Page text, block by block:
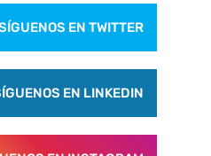
EN TWITTER
EN LINKEDIN